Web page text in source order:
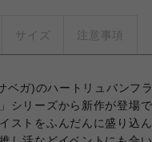
サイズ 注意事項
ガ)のハートリュバンフ
シリーズから新作が登場で
ストをふんだんに盛り込ん